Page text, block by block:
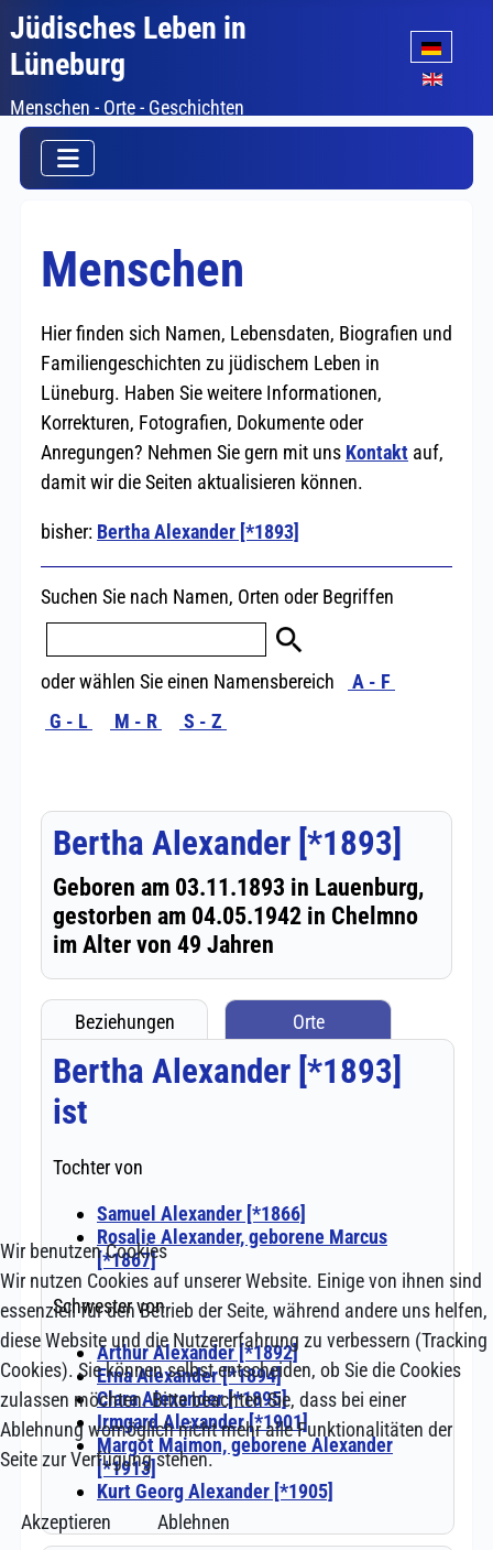
Jüdisches Leben in
Lüneburg
Menschen - Orte - Geschichten
Sprache
Wir benutzen Cookies
Wir nutzen Cookies auf unserer Website. Einige von ihnen sind
essenziell für den Betrieb der Seite, während andere uns helfen,
diese Website und die Nutzererfahrung zu verbessern (Tracking
Cookies). Sie können selbst entscheiden, ob Sie die Cookies
zulassen möchten. Bitte beachten Sie, dass bei einer
Ablehnung womöglich nicht mehr alle Funktionalitäten der
Seite zur Verfügung stehen.
Akzeptieren
Ablehnen